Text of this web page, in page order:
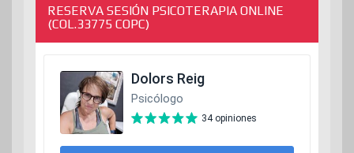
RESERVA SESIÓN PSICOTERAPIA ONLINE
(COL.33775 COPC)